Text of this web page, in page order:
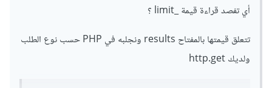
أي تفصد قراءة قيمة _limit ؟
تتعلق قيمتها بالمفتاح results ونجلبه في PHP حسب نوع الطلب
ولديك http.get